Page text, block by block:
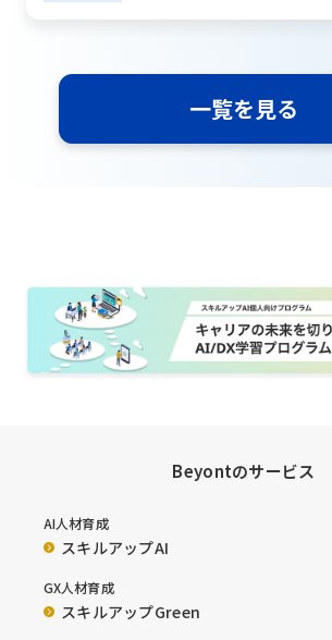
一覧を見る
Beyontのサービス
AI人材育成
スキルアップAI
GX人材育成
スキルアップGreen